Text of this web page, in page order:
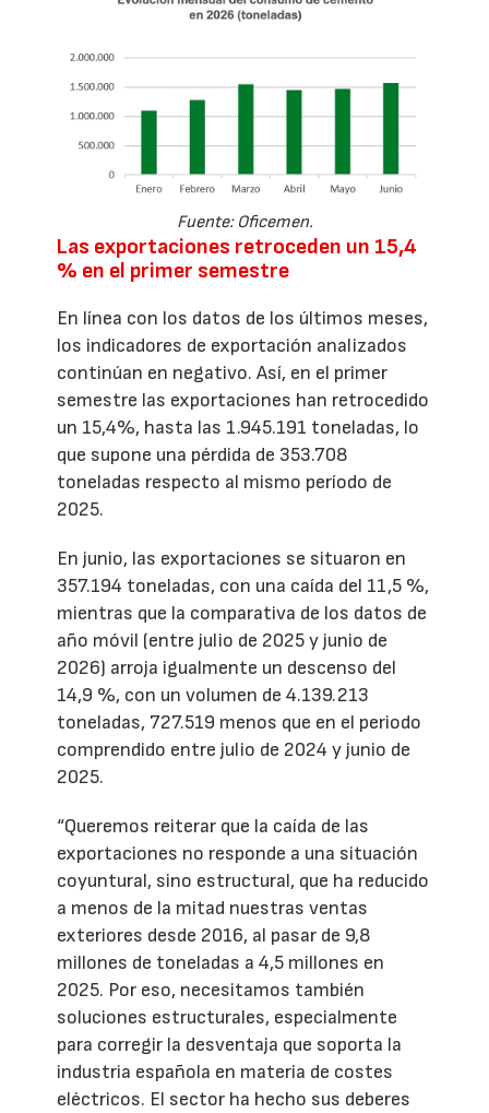
Fuente: Oficemen.
Las exportaciones retroceden un 15,4
% en el primer semestre
En línea con los datos de los últimos meses,
los indicadores de exportación analizados
continúan en negativo. Así, en el primer
semestre las exportaciones han retrocedido
un 15,4%, hasta las 1.945.191 toneladas, lo
que supone una pérdida de 353.708
toneladas respecto al mismo período de
2025.
En junio, las exportaciones se situaron en
357.194 toneladas, con una caída del 11,5 %,
mientras que la comparativa de los datos de
año móvil (entre julio de 2025 y junio de
2026) arroja igualmente un descenso del
14,9 %, con un volumen de 4.139.213
toneladas, 727.519 menos que en el periodo
comprendido entre julio de 2024 y junio de
2025.
“Queremos reiterar que la caída de las
exportaciones no responde a una situación
coyuntural, sino estructural, que ha reducido
a menos de la mitad nuestras ventas
exteriores desde 2016, al pasar de 9,8
millones de toneladas a 4,5 millones en
2025. Por eso, necesitamos también
soluciones estructurales, especialmente
para corregir la desventaja que soporta la
industria española en materia de costes
eléctricos. El sector ha hecho sus deberes